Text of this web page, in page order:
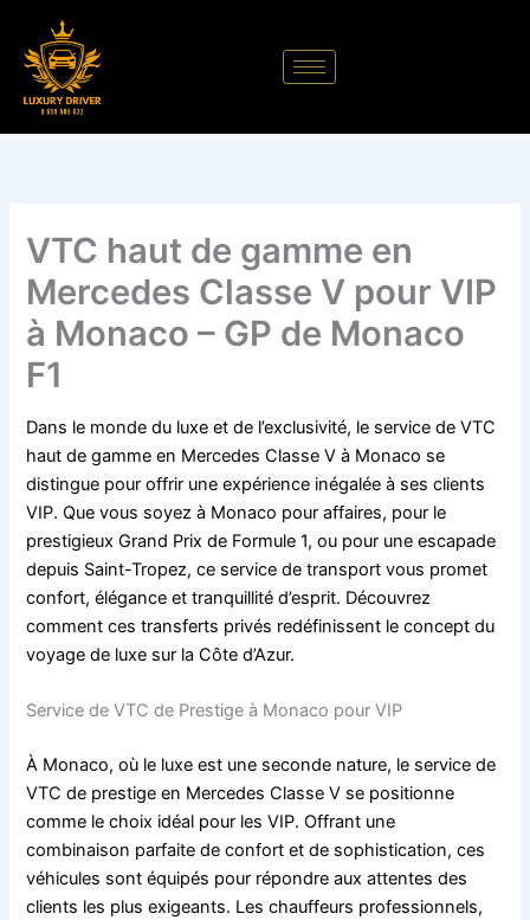
contenu
VTC haut de gamme en
Mercedes Classe V pour VIP
à Monaco – GP de Monaco
F1
Dans le monde du luxe et de l’exclusivité, le service de VTC
haut de gamme en Mercedes Classe V à Monaco se
distingue pour offrir une expérience inégalée à ses clients
VIP. Que vous soyez à Monaco pour affaires, pour le
prestigieux Grand Prix de Formule 1, ou pour une escapade
depuis Saint-Tropez, ce service de transport vous promet
confort, élégance et tranquillité d’esprit. Découvrez
comment ces transferts privés redéfinissent le concept du
voyage de luxe sur la Côte d’Azur.
Service de VTC de Prestige à Monaco pour VIP
À Monaco, où le luxe est une seconde nature, le service de
VTC de prestige en Mercedes Classe V se positionne
comme le choix idéal pour les VIP. Offrant une
combinaison parfaite de confort et de sophistication, ces
véhicules sont équipés pour répondre aux attentes des
clients les plus exigeants. Les chauffeurs professionnels,